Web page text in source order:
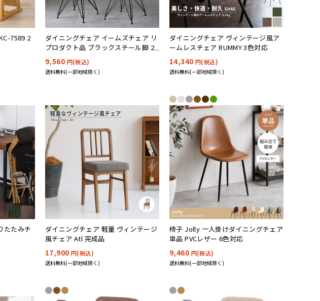
7589 2
ダイニングチェア イームズチェア リ
プロダクト品 ブラックスチール脚 2
色対応
9,560 円(税込)
送料無料(一部地域除く)
ダイニングチェア ヴィンテージ風ア
ームレスチェア RUMMY 3色対応
14,340 円(税込)
送料無料(一部地域除く)
たたみチ
ダイニングチェア 軽量 ヴィンテージ
風チェア Atl 完成品
17,900 円(税込)
送料無料(一部地域除く)
椅子 Jolly 一人掛けダイニングチェア
単品 PVCレザー 6色対応
9,460 円(税込)
送料無料(一部地域除く)